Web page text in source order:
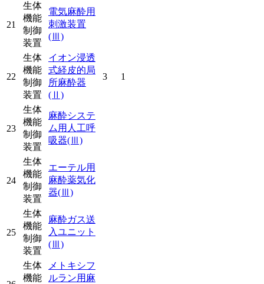
21
生体
機能
制御
装置
電気麻酔用
刺激装置
(Ⅲ)
22
生体
機能
制御
装置
イオン浸透
式経皮的局
所麻酔器
(Ⅱ)
3 1
23
生体
機能
制御
装置
麻酔システ
ム用人工呼
吸器(Ⅲ)
24
生体
機能
制御
装置
エーテル用
麻酔薬気化
器(Ⅲ)
25
生体
機能
制御
装置
麻酔ガス送
入ユニット
(Ⅲ)
生体
機能
メトキシフ
ルラン用麻